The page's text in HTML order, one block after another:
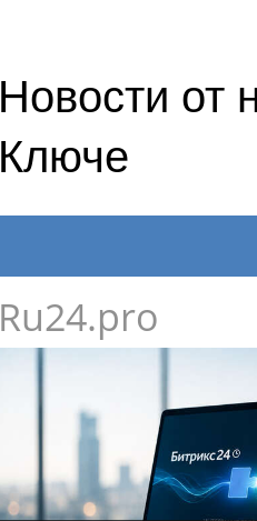
Новости от
Ключе
Ru24.pro